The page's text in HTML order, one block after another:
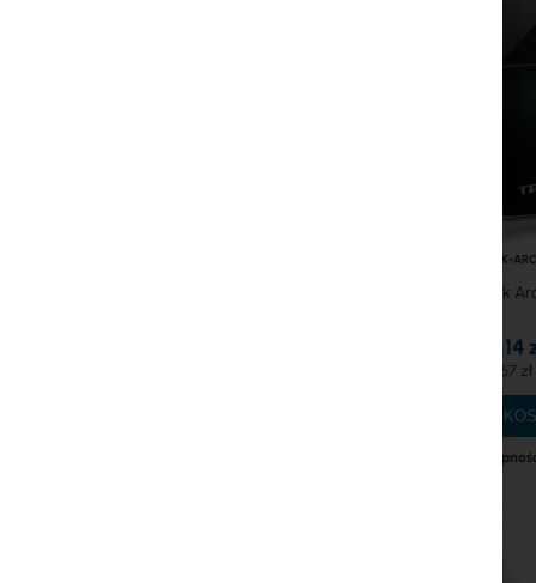
TPLINK-
TP-Link
61,67 zł
50,14
DO